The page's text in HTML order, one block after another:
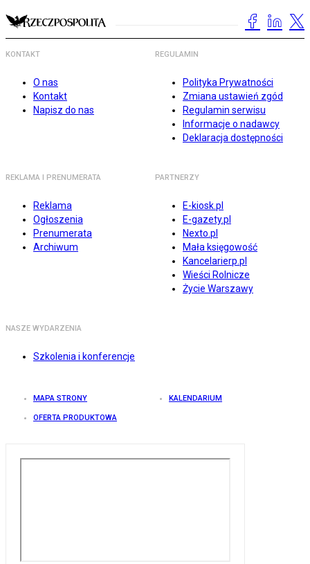
KONTAKT
O nas
Kontakt
Napisz do nas
REGULAMIN
Polityka Prywatności
Zmiana ustawień zgód
Regulamin serwisu
Informacje o nadawcy
Deklaracja dostępności
REKLAMA I PRENUMERATA
Reklama
Ogłoszenia
Prenumerata
Archiwum
PARTNERZY
E-kiosk.pl
E-gazety.pl
Nexto.pl
Mała księgowość
Kancelarierp.pl
Wieści Rolnicze
Życie Warszawy
NASZE WYDARZENIA
Szkolenia i konferencje
MAPA STRONY KALENDARIUM
OFERTA PRODUKTOWA